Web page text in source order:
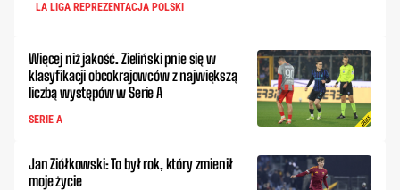
LA LIGA REPREZENTACJA POLSKI
Więcej niż jakość. Zieliński pnie się w
klasyfikacji obcokrajowców z największą
liczbą występów w Serie A
SERIE A
Jan Ziółkowski: To był rok, który zmienił
moje życie